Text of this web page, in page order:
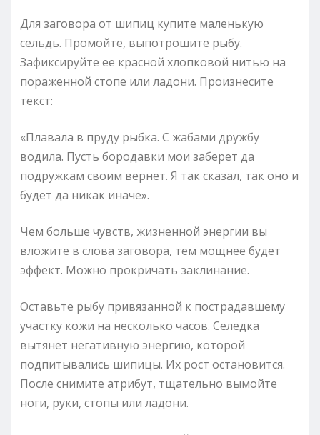
Для заговора от шипиц купите маленькую
сельдь. Промойте, выпотрошите рыбу.
Зафиксируйте ее красной хлопковой нитью на
пораженной стопе или ладони. Произнесите
текст:
«Плавала в пруду рыбка. С жабами дружбу
водила. Пусть бородавки мои заберет да
подружкам своим вернет. Я так сказал, так оно и
будет да никак иначе».
Чем больше чувств, жизненной энергии вы
вложите в слова заговора, тем мощнее будет
эффект. Можно прокричать заклинание.
Оставьте рыбу привязанной к пострадавшему
участку кожи на несколько часов. Селедка
вытянет негативную энергию, которой
подпитывались шипицы. Их рост остановится.
После снимите атрибут, тщательно вымойте
ноги, руки, стопы или ладони.